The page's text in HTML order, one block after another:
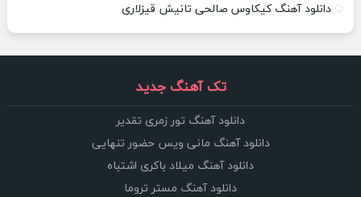
دانلود آهنگ کیکاوس صالحی تانیش قیزلاری
تک آهنگ جدید
دانلود آهنگ تور زمری تقدیر
دانلود آهنگ مانی ویس حضور تنهایی
دانلود آهنگ میلاد باکری اشتباه
دانلود آهنگ مستر تروما